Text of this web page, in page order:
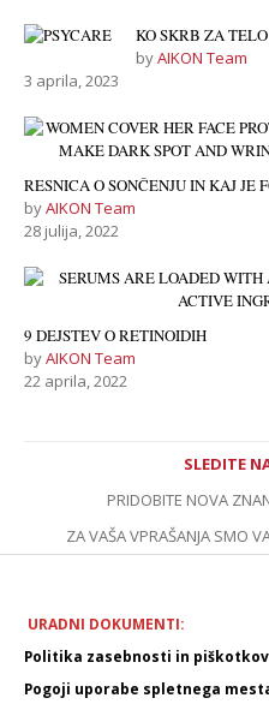
KO SKRB ZA
byAIKON Team
3 aprila, 2023
RESNICA O SONČENJU IN KAJ JE
byAIKON Team
28 julija, 2022
9 DEJSTEV O RETINOIDIH
byAIKON Team
22 aprila, 2022
SLEDITE
PRIDOBITE NOVA
ZA VAŠA VPRAŠANJA SMO
URADNI DOKUMENTI:
Politika zasebnosti in piškotkov
Pogoji uporabe spletnega